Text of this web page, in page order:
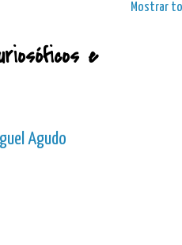
Mostrar
e
Agudo